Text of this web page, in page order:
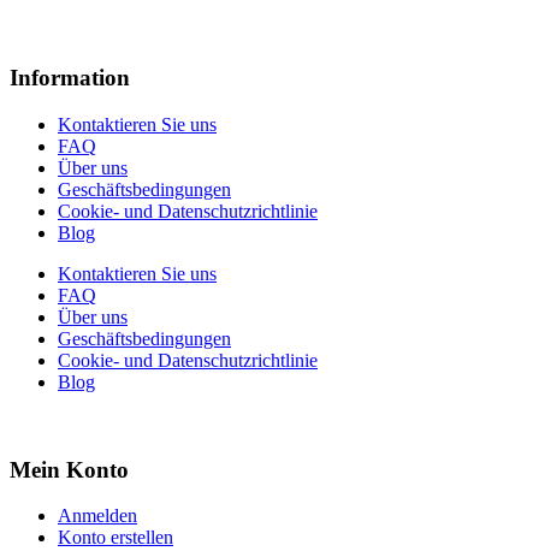
Information
Kontaktieren Sie uns
FAQ
Über uns
Geschäftsbedingungen
Cookie- und Datenschutzrichtlinie
Blog
Kontaktieren Sie uns
FAQ
Über uns
Geschäftsbedingungen
Cookie- und Datenschutzrichtlinie
Blog
Mein Konto
Anmelden
Konto erstellen